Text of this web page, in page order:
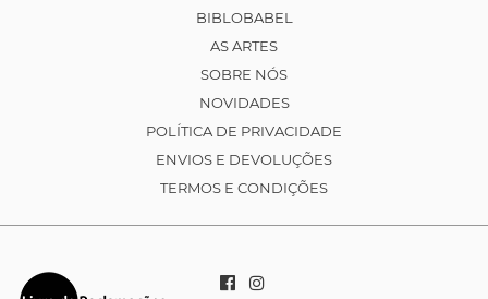
BIBLOBABEL
AS ARTES
SOBRE NÓS
NOVIDADES
POLÍTICA DE PRIVACIDADE
ENVIOS E DEVOLUÇÕES
TERMOS E CONDIÇÕES